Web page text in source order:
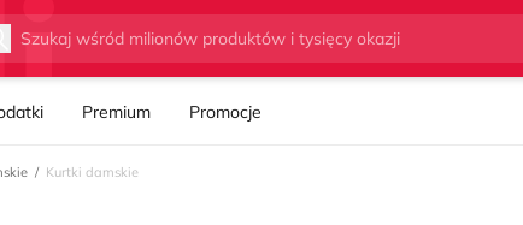
Wyszukaj
Premium Promocje
Kurtki damskie
Kolor Dostawa 0zł